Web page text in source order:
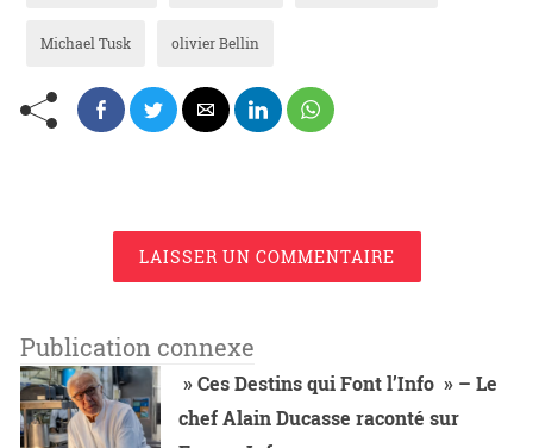
Michael Tusk olivier Bellin
LAISSER UN COMMENTAIRE
Publication connexe
» Ces Destins qui Font l’Info » – Le
chef Alain Ducasse raconté sur